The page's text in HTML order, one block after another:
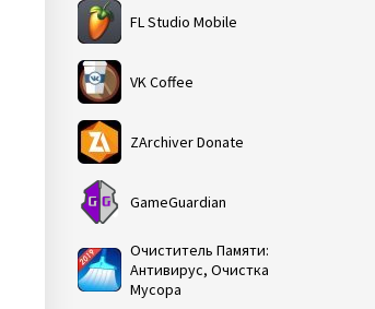
FL Studio Mobile
VK Coffee
ZArchiver Donate
GameGuardian
Очиститель Памяти:
Антивирус, Очистка
Мусора